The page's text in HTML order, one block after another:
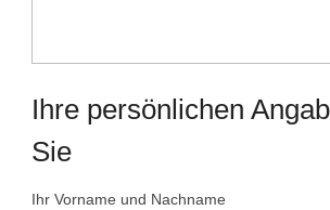
Ihre persönlichen
Sie
Ihr Vorname und Nachname